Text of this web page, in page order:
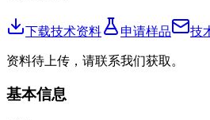
下载技术资料 申请样品 技
资料待上传，请联系我们获取。
基本信息